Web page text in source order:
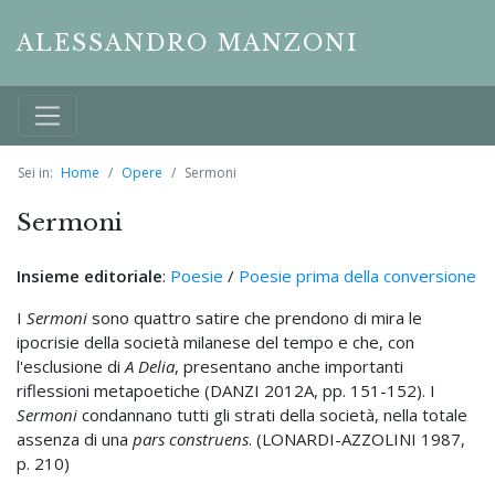
ALESSANDRO MANZONI
Sei in: Home Opere Sermoni
Sermoni
Insieme editoriale: Poesie / Poesie prima della conversione
I Sermoni sono quattro satire che prendono di mira le
ipocrisie della società milanese del tempo e che, con
l'esclusione diA Delia, presentano anche importanti
riflessioni metapoetiche (DANZI 2012A, pp. 151-152). I
Sermoni condannano tutti gli strati della società, nella totale
assenza di una pars construens. (LONARDI-AZZOLINI 1987,
p. 210)